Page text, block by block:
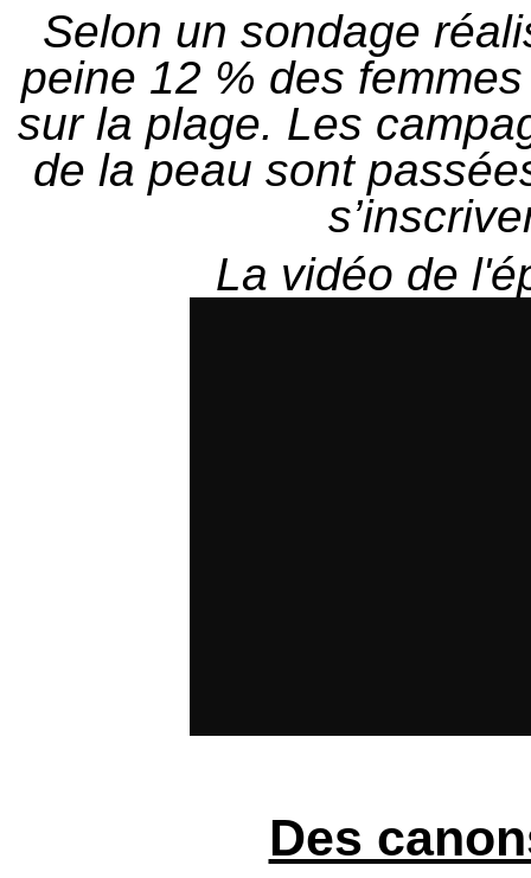
Selon un sondage
peine 12 % des
sur la plage. Les
de la peau sont
La vidéo de
Des